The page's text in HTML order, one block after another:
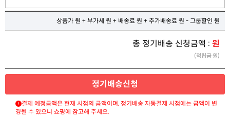
상품가 원 + 부가세 원 + 배송료 원 + 추가배송료 원 - 그룹할인 원
총 정기배송 신청금액 : 원
(적립금 원)
정기배송신청
결제 예정금액은 현재 시점의 금액이며, 정기배송 자동결제 시점에는 금액이 변
경될 수 있으니 쇼핑에 참고해 주세요.